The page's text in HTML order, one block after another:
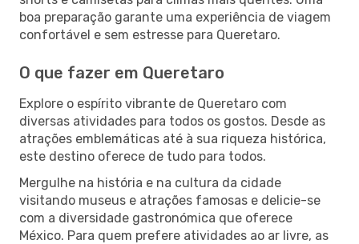
boa preparação garante uma experiência de viagem
confortável e sem estresse para Queretaro.
O que fazer em Queretaro
Explore o espírito vibrante de Queretaro com
diversas atividades para todos os gostos. Desde as
atrações emblemáticas até à sua riqueza histórica,
este destino oferece de tudo para todos.
Mergulhe na história e na cultura da cidade
visitando museus e atrações famosas e delicie-se
com a diversidade gastronómica que oferece
México. Para quem prefere atividades ao ar livre, as